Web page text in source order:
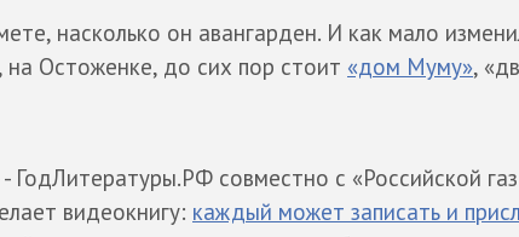
насколько он авангарден. И как мало
Остоженке, до сих пор стоит «дом Муму»,
ГодЛитературы.РФ совместно с «Российской
видеокнигу: каждый может записать и